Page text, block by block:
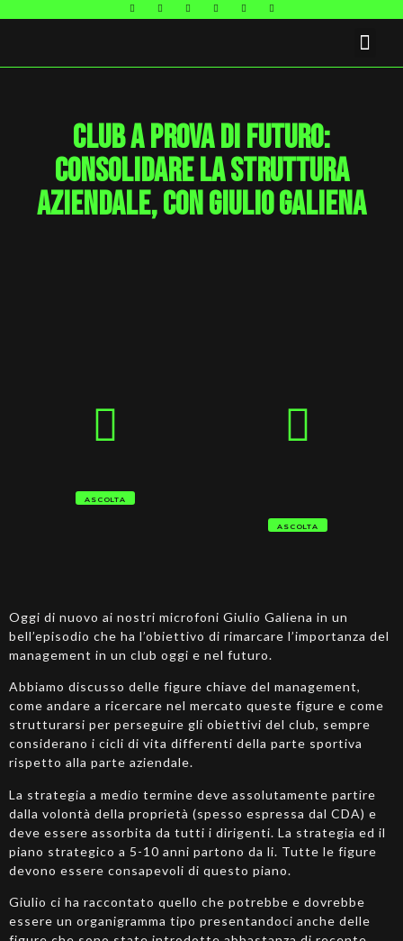
Club a prova di futuro:
consolidare la struttura
aziendale, con Giulio Galiena
ASCOLTA
ASCOLTA
Oggi di nuovo ai nostri microfoni Giulio Galiena in un
bell’episodio che ha l’obiettivo di rimarcare l’importanza del
management in un club oggi e nel futuro.
Abbiamo discusso delle figure chiave del management,
come andare a ricercare nel mercato queste figure e come
strutturarsi per perseguire gli obiettivi del club, sempre
considerano i cicli di vita differenti della parte sportiva
rispetto alla parte aziendale.
La strategia a medio termine deve assolutamente partire
dalla volontà della proprietà (spesso espressa dal CDA) e
deve essere assorbita da tutti i dirigenti. La strategia ed il
piano strategico a 5-10 anni partono da li. Tutte le figure
devono essere consapevoli di questo piano.
Giulio ci ha raccontato quello che potrebbe e dovrebbe
essere un organigramma tipo presentandoci anche delle